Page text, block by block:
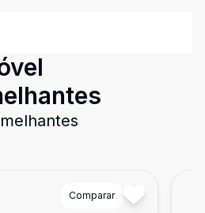
Comparar